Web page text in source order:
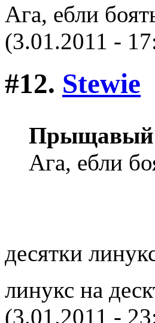
Ага, ебли
(3.01.2011 -
#12. Stewie
Прыщавый
Ага, ебли
десятки
линукс на
(3.01.2011 -